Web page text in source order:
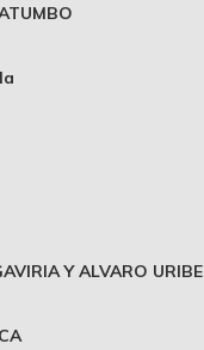
Y ALVARO URIBE